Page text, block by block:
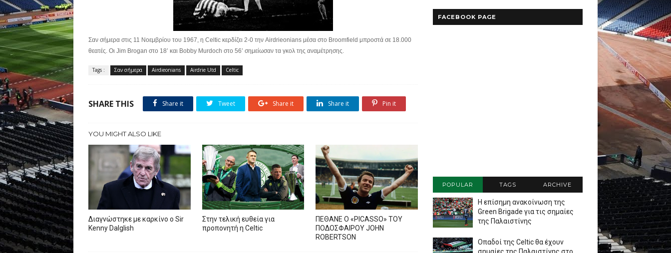
Σαν σήμερα στις 11 Νοεμβρίου του 1967, η Celtic κερδίζει 2-0 την Airdrieonians μέσα στο Broomfield μπροστά σε 18.000
θεατές. Οι Jim Brogan στο 18’ και Bobby Murdoch στο 56’ σημείωσαν τα γκολ της αναμέτρησης.
Tags : Σαν σήμερα Airdieonians Airdrie Utd Celtic
SHARE THIS Share it Tweet Share it Share it Pin it
YOU MIGHT ALSO LIKE
Διαγνώστηκε με καρκίνο ο Sir
Kenny Dalglish
Στην τελική ευθεία για
προπονητή η Celtic
ΠΕΘΑΝΕ Ο «PICASSO» TOY
ΠΟΔΟΣΦΑΙΡΟΥ JOHN
ROBERTSON
FACEBOOK PAGE
POPULAR TAGS ARCHIVE
Η επίσημη ανακοίνωση της
Green Brigade για τις σημαίες
της Παλαιστίνης
Οπαδοί της Celtic θα έχουν